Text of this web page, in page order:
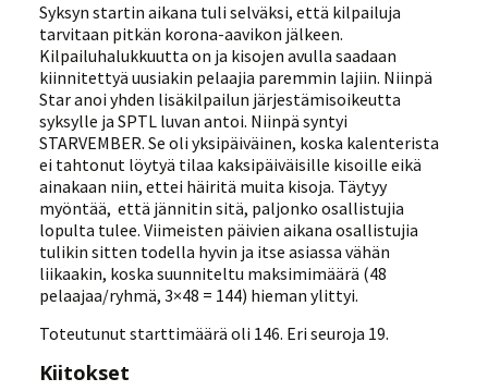
Syksyn startin aikana tuli selväksi, että kilpailuja
tarvitaan pitkän korona-aavikon jälkeen.
Kilpailuhalukkuutta on ja kisojen avulla saadaan
kiinnitettyä uusiakin pelaajia paremmin lajiin. Niinpä
Star anoi yhden lisäkilpailun järjestämisoikeutta
syksylle ja SPTL luvan antoi. Niinpä syntyi
STARVEMBER. Se oli yksipäiväinen, koska kalenterista
ei tahtonut löytyä tilaa kaksipäiväisille kisoille eikä
ainakaan niin, ettei häiritä muita kisoja. Täytyy
myöntää, että jännitin sitä, paljonko osallistujia
lopulta tulee. Viimeisten päivien aikana osallistujia
tulikin sitten todella hyvin ja itse asiassa vähän
liikaakin, koska suunniteltu maksimimäärä (48
pelaajaa/ryhmä, 3×48 = 144) hieman ylittyi.
Toteutunut starttimäärä oli 146. Eri seuroja 19.
Kiitokset